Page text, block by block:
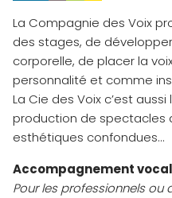
La Compagnie des Voix
des stages, de
corporelle, de placer la
personnalité et comme
La Cie des Voix c’est
production de spectacles
esthétiques confondues…
Accompagnement
Pour les professionnels ou